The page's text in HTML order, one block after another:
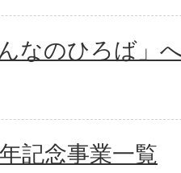
なのひろば」
記念事業一覧